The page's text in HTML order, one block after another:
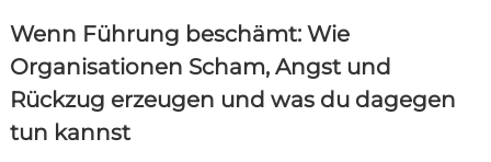
Wenn Führung beschämt: Wie
Organisationen Scham, Angst und
Rückzug erzeugen und was du dagegen
tun kannst